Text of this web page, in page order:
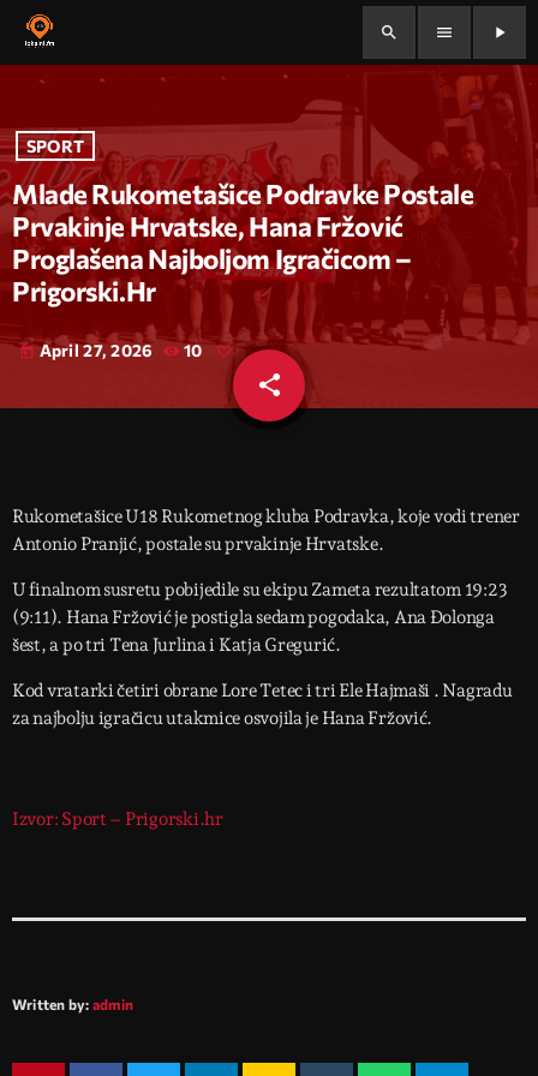
search menu play_arrow
SPORT
Mlade Rukometašice Podravke Postale
Prvakinje Hrvatske, Hana Fržović
Proglašena Najboljom Igračicom –
Prigorski.hr
today April 27, 2026 10
share
email
Rukometašice U18 Rukometnog kluba Podravka, koje vodi trener
Antonio Pranjić, postale su prvakinje Hrvatske.
U finalnom susretu pobijedile su ekipu Zameta rezultatom 19:23
(9:11). Hana Fržović je postigla sedam pogodaka, Ana Đolonga
šest, a po tri Tena Jurlina i Katja Gregurić.
Kod vratarki četiri obrane Lore Tetec i tri Ele Hajmaši . Nagradu
za najbolju igračicu utakmice osvojila je Hana Fržović.
Izvor: Sport – Prigorski.hr
Written by: admin